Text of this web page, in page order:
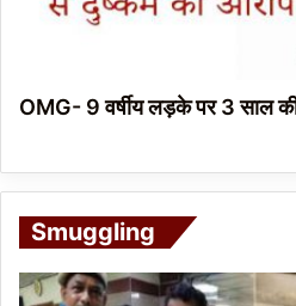
OMG- 9 वर्षीय लड़के पर 3 साल की
Smuggling